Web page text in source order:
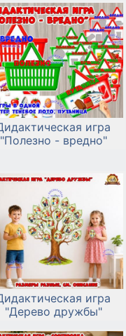
игра
"Полезно - вредно"
игра
"Дерево дружбы"